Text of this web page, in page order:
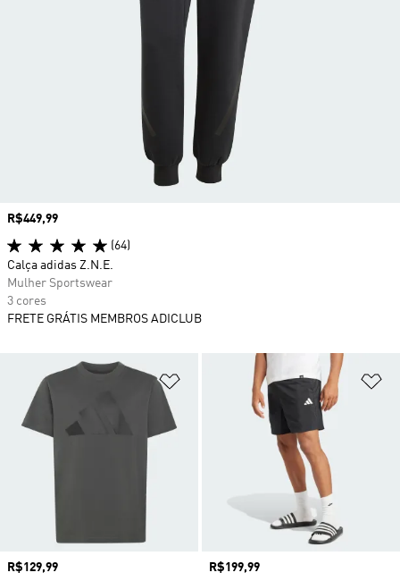
Adicionar à Lista de Desejos
Preço
R$129,99
Preço
R$199,99
Preço
R$449,99
(64)
Calça adidas Z.N.E.
Mulher Sportswear
3 cores
FRETE GRÁTIS MEMBROS ADICLUB